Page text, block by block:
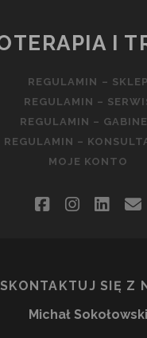
II
REGULAMIN – SKLEP
REGULAMIN –
REGULAMIN –
REGULAMIN –
MOJE KONTO
facebookinstagram
SKONTAKTUJ SIĘ Z
Michał Sokołowski